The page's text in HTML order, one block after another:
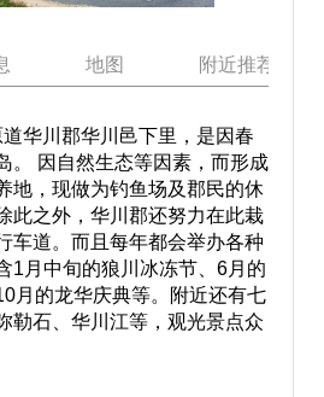
地图 附近推荐景点
华川郡华川邑下里，是因春
。 因自然生态等因素，而形成
地，现做为钓鱼场及郡民的休
此之外，华川郡还努力在此栽
车道。而且每年都会举办各种
1月中旬的狼川冰冻节、6月的
月的龙华庆典等。附近还有七
勒石、华川江等，观光景点众